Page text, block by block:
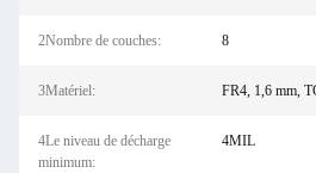
2Nombre de couches: 8
3Matériel: FR4, 1,6 mm,
4Le niveau de décharge
minimum:
4MIL